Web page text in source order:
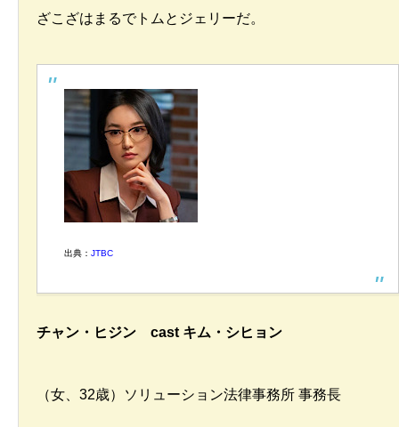
ざこざはまるでトムとジェリーだ。
出典： JTBC
チャン・ヒジン cast キム・シヒョン
（女、32歳）ソリューション法律事務所 事務長